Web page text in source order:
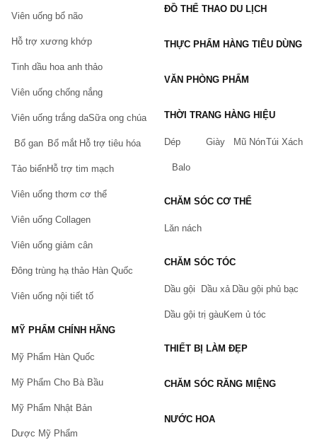
Viên uống bổ não
Hỗ trợ xương khớp
Tinh dầu hoa anh thảo
Viên uống chống nắng
Viên uống trắng daSữa ong chúa
Bổ gan Bổ mắt Hỗ trợ tiêu hóa
Tảo biểnHỗ trợ tim mạch
Viên uống thơm cơ thể
Viên uống Collagen
Viên uống giảm cân
Đông trùng hạ thảo Hàn Quốc
Viên uống nội tiết tố
MỸ PHẨM CHÍNH HÃNG
Mỹ Phẩm Hàn Quốc
Mỹ Phẩm Cho Bà Bầu
Mỹ Phẩm Nhật Bản
Dược Mỹ Phẩm
ĐỒ THỂ THAO DU LỊCH
THỰC PHẨM HÀNG TIÊU DÙNG
VĂN PHÒNG PHẨM
THỜI TRANG HÀNG HIỆU
Dép Giày Mũ NónTúi Xách
Balo
CHĂM SÓC CƠ THỂ
Lăn nách
CHĂM SÓC TÓC
Dầu gội Dầu xả Dầu gội phủ bạc
Dầu gội trị gàuKem ủ tóc
THIẾT BỊ LÀM ĐẸP
CHĂM SÓC RĂNG MIỆNG
NƯỚC HOA